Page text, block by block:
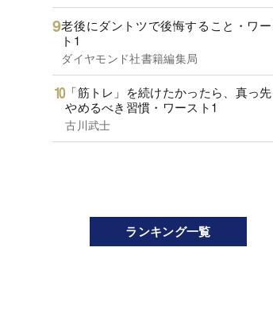
老後にダントツで後悔すること・ワ
ト1
ダイヤモンド社書籍編集局
「筋トレ」を続けたかったら、真っ
やめるべき習慣・ワースト1
古川武士
ランキング一覧